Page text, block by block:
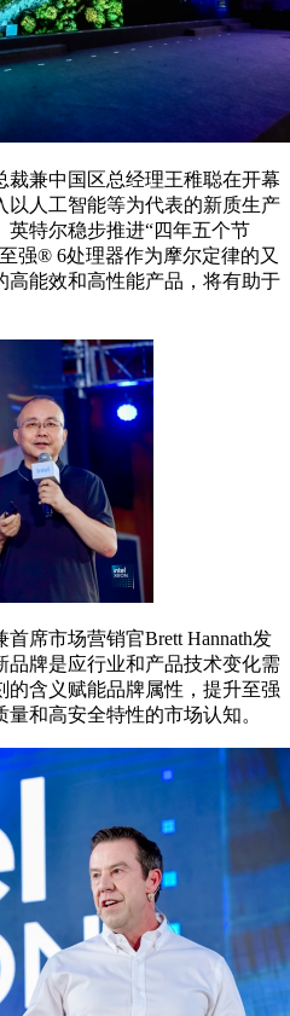
兼中国区总经理王稚聪在开幕
以人工智能等为代表的新质生产
英特尔稳步推进“四年五个节
强®️ 6处理器作为摩尔定律的又
高能效和高性能产品，将有助于
市场营销官Brett Hannath发
品牌是应行业和产品技术变化需
含义赋能品牌属性，提升至强
和高安全特性的市场认知。